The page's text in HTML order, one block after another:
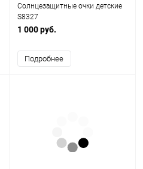
Солнцезащитные очки детские
S8327
1 000 руб.
Подробнее